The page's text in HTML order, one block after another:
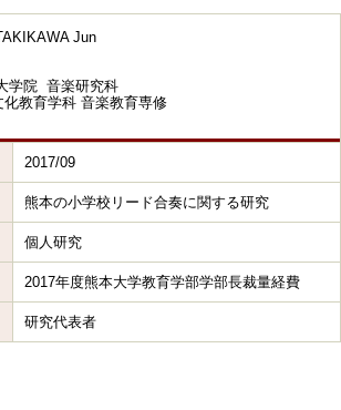
Jun
学院 音楽研究科
教育学科 音楽教育専修
2017/09
熊本の小学校リード合奏に関する研究
個人研究
2017年度熊本大学教育学部学部長裁量経費
研究代表者